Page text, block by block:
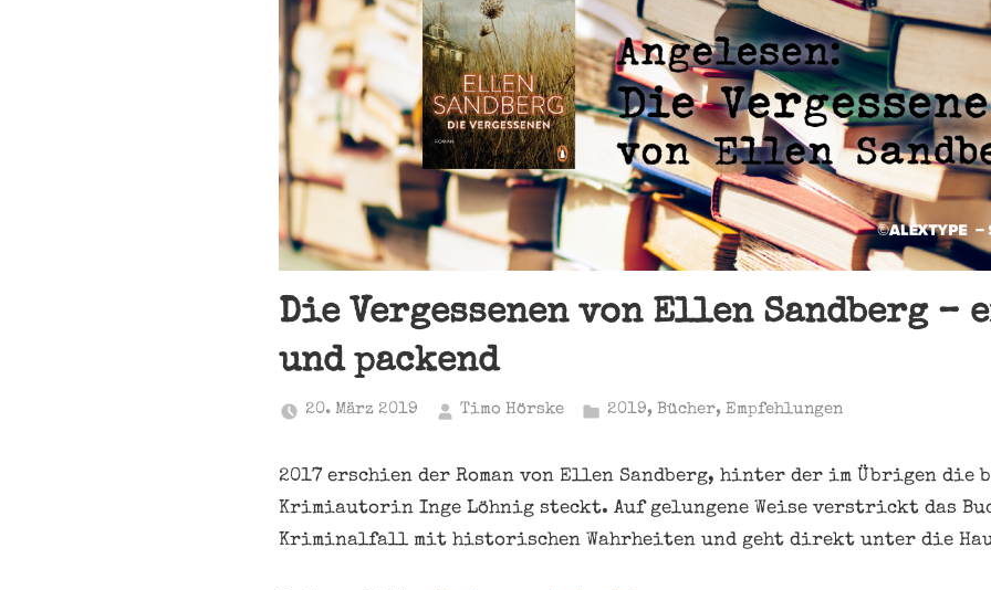
Die Vergessenen von Ellen Sandberg –
und packend
20. März 2019 Timo Hörske 2019, Bücher, Empfehlungen
2017 erschien der Roman von Ellen Sandberg, hinter der im Übrigen die
Krimiautorin Inge Löhnig steckt. Auf gelungene Weise verstrickt das
Kriminalfall mit historischen Wahrheiten und geht direkt unter die